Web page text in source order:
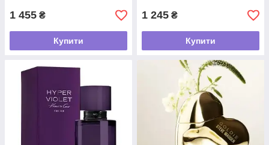
1 455 ₴
Купити
1 245 ₴
Купити